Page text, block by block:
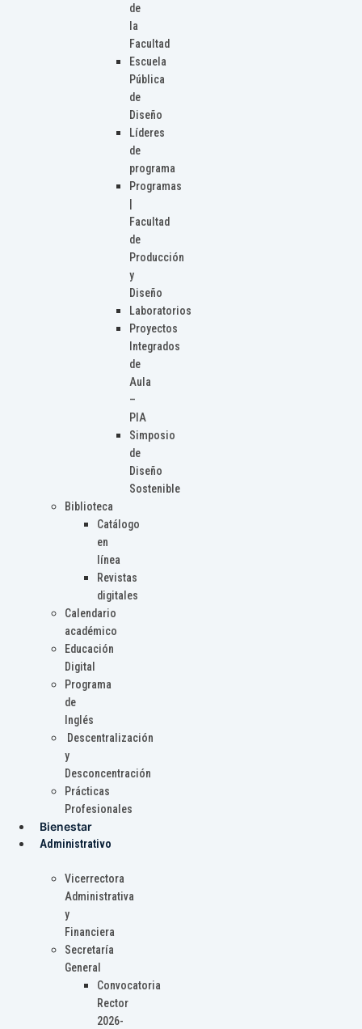
de
la
Facultad
Escuela
Pública
de
Diseño
Líderes
de
programa
Programas
Facultad
de
Producción
y
Diseño
Laboratorios
Proyectos
Integrados
de
Aula
–
PIA
Simposio
de
Diseño
Sostenible
Biblioteca
Catálogo
en
línea
Revistas
digitales
Calendario
académico
Educación
Digital
Programa
de
Inglés
Descentralización
y
Desconcentración
Prácticas
Profesionales
Bienestar
Administrativo
Vicerrectora
Administrativa
y
Financiera
Secretaría
General
Convocatoria
Rector
2026-